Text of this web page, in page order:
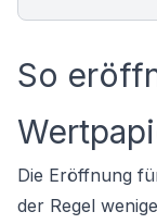
So
Die Eröffnung
der Regel